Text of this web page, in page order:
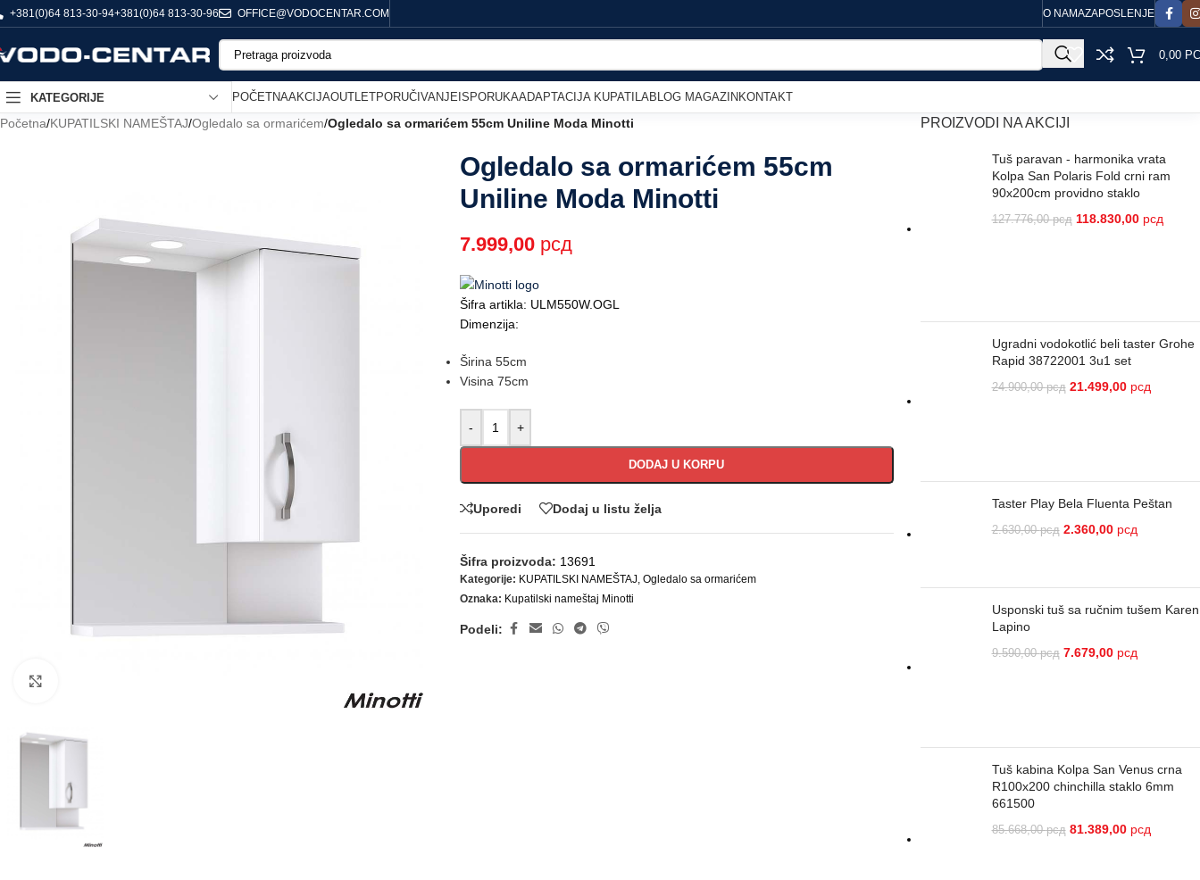
+381(0)64 813-30-94+381(0)64 813-30-96 OFFICE@VODOCENTAR.COM O NAMAZAPOSLENJE
0,00
KATEGORIJE POČETNAAKCIJAOUTLETPORUČIVANJEISPORUKAADAPTACIJA KUPATILABLOG MAGAZINKONTAKT
Početna/KUPATILSKI NAMEŠTAJ/Ogledalo sa ormarićem/Ogledalo sa ormarićem 55cm Uniline Moda Minotti
Ogledalo sa ormarićem 55cm
Uniline Moda Minotti
7.999,00 рсд
Šifra artikla: ULM550W.OGL
Dimenzija:
Širina 55cm
Visina 75cm
- +
DODAJ U KORPU
Uporedi Dodaj u listu želja
Šifra proizvoda: 13691
Kategorije: KUPATILSKI NAMEŠTAJ, Ogledalo sa ormarićem
Oznaka: Kupatilski nameštaj Minotti
Podeli:
PROIZVODI NA AKCIJI
Tuš paravan - harmonika vrata
Kolpa San Polaris Fold crni ram
90x200cm providno staklo
127.776,00рсд 118.830,00 рсд
Ugradni vodokotlić beli taster Grohe
Rapid 38722001 3u1 set
24.900,00рсд 21.499,00 рсд
Taster Play Bela Fluenta Peštan
2.630,00рсд 2.360,00 рсд
Usponski tuš sa ručnim tušem Karen
Lapino
9.590,00рсд 7.679,00 рсд
Tuš kabina Kolpa San Venus crna
R100x200 chinchilla staklo 6mm
661500
85.668,00рсд 81.389,00 рсд